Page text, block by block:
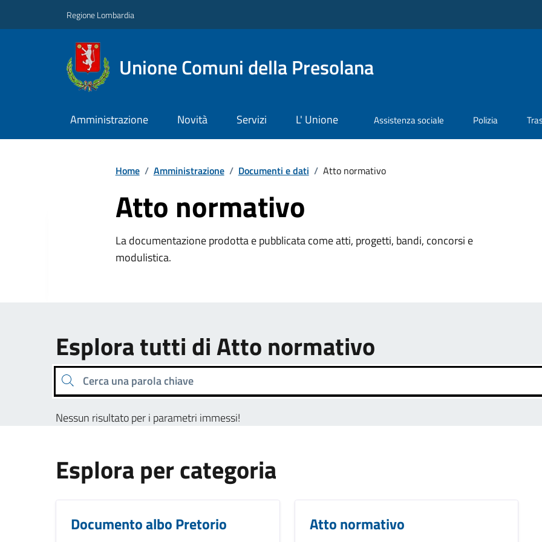
Regione Lombardia
Unione Comuni della Presolana
Amministrazione Novità Servizi L' Unione Assistenza sociale Polizia
Home / Amministrazione / Documenti e dati / Atto normativo
Atto normativo
La documentazione prodotta e pubblicata come atti, progetti, bandi, concorsi e
modulistica.
Esplora tutti di Atto normativo
Cerca una parola chiave
Nessun risultato per i parametri immessi!
Esplora per categoria
Documento albo Pretorio Atto normativo